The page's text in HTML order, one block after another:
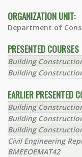
ORGANIZATION UNIT:
Department of
PRESENTED COURSES
Building
Building
EARLIER PRESENTED
Building
Building
Building
Civil Engineering
BMEEOEMAT42